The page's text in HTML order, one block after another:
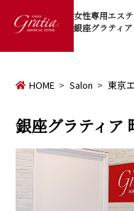
女性専用エス
銀座グラティア
HOME Salon 東京
銀座グラティア